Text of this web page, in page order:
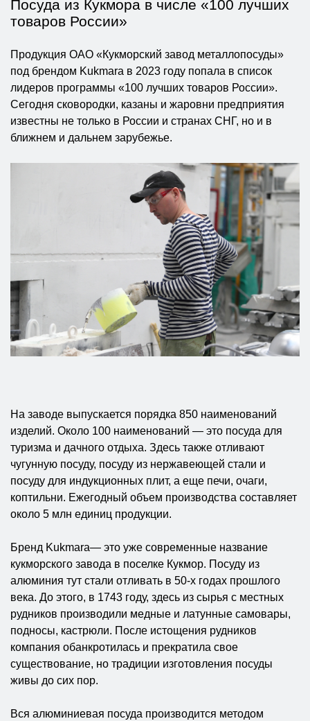
Посуда из Кукмора в числе «100 лучших
товаров России»
Продукция ОАО «Кукморский завод металлопосуды»
под брендом Kukmara в 2023 году попала в список
лидеров программы «100 лучших товаров России».
Сегодня сковородки, казаны и жаровни предприятия
известны не только в России и странах СНГ, но и в
ближнем и дальнем зарубежье.
На заводе выпускается порядка 850 наименований
изделий. Около 100 наименований — это посуда для
туризма и дачного отдыха. Здесь также отливают
чугунную посуду, посуду из нержавеющей стали и
посуду для индукционных плит, а еще печи, очаги,
коптильни. Ежегодный объем производства составляет
около 5 млн единиц продукции.
Бренд Kukmara— это уже современные название
кукморского завода в поселке Кукмор. Посуду из
алюминия тут стали отливать в 50-х годах прошлого
века. До этого, в 1743 году, здесь из сырья с местных
рудников производили медные и латунные самовары,
подносы, кастрюли. После истощения рудников
компания обанкротилась и прекратила свое
существование, но традиции изготовления посуды
живы до сих пор.
Вся алюминиевая посуда производится методом